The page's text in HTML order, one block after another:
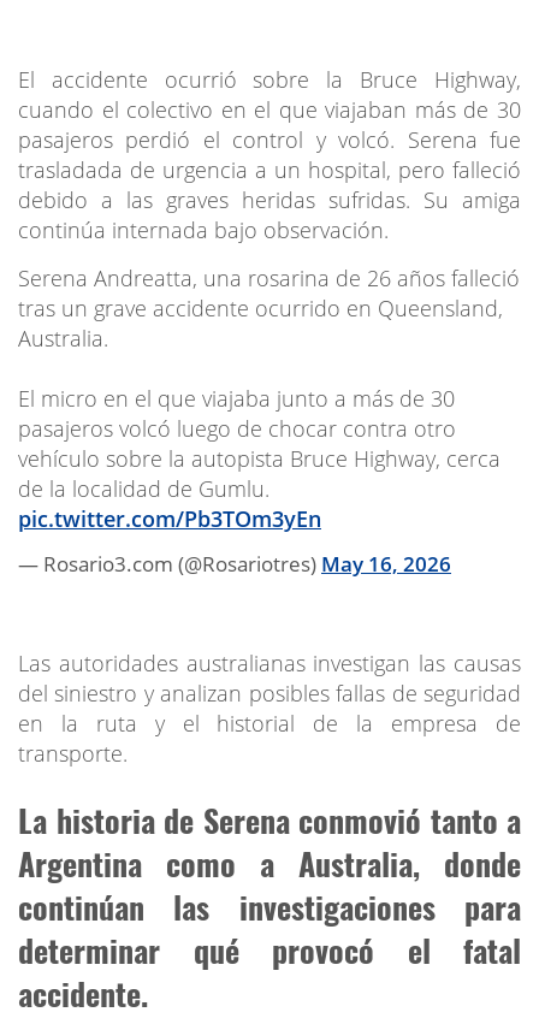
El accidente ocurrió sobre la Bruce Highway,
cuando el colectivo en el que viajaban más de 30
pasajeros perdió el control y volcó. Serena fue
trasladada de urgencia a un hospital, pero falleció
debido a las graves heridas sufridas. Su amiga
continúa internada bajo observación.
Serena Andreatta, una rosarina de 26 años falleció
tras un grave accidente ocurrido en Queensland,
Australia.
El micro en el que viajaba junto a más de 30
pasajeros volcó luego de chocar contra otro
vehículo sobre la autopista Bruce Highway, cerca
de la localidad de Gumlu.
pic.twitter.com/Pb3TOm3yEn
— Rosario3.com (@Rosariotres) May 16, 2026
Las autoridades australianas investigan las causas
del siniestro y analizan posibles fallas de seguridad
en la ruta y el historial de la empresa de
transporte.
La historia de Serena conmovió tanto a
Argentina como a Australia, donde
continúan las investigaciones para
determinar qué provocó el fatal
accidente.